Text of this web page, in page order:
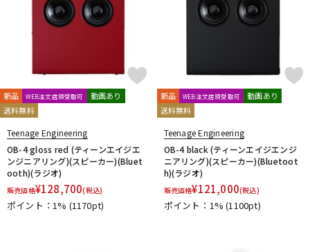
新品 WEB注文店頭受取可
動画あり
送料無料
Teenage Engineering
OB-4 gloss red (ティーンエイジエ
ンジニアリング)(スピーカー)(Bluet
ooth)(ラジオ)
販売価格¥128,700(税込)
ポイント：1% (1170pt)
新品 WEB注文店頭受取可
動画あり
送料無料
Teenage Engineering
OB-4 black (ティーンエイジエンジ
ニアリング)(スピーカー)(Bluetoot
h)(ラジオ)
販売価格¥121,000(税込)
ポイント：1%(1100pt)